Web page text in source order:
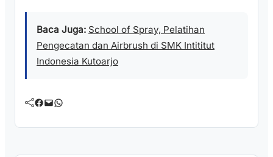
Baca Juga: School of Spray, Pelatihan
Pengecatan dan Airbrush di SMK Intititut
Indonesia Kutoarjo
Facebook Mail WhatsApp